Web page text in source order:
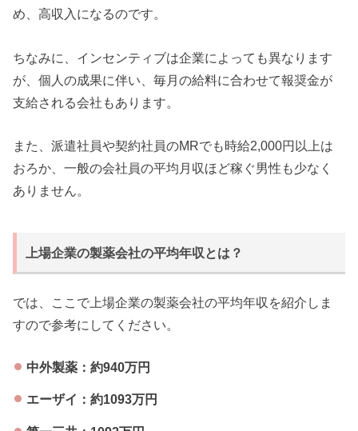
め、高収入になるのです。
ちなみに、インセンティブは企業によっても異なります
が、個人の成果に伴い、毎月の給料に合わせて報奨金が
支給される会社もあります。
また、派遣社員や契約社員のMRでも時給2,000円以上は
おろか、一般の会社員の平均月収ほど稼ぐ男性も少なく
ありません。
上場企業の製薬会社の平均年収とは？
では、ここで上場企業の製薬会社の平均年収を紹介しま
すので参考にしてください。
中外製薬：約940万円
エーザイ：約1093万円